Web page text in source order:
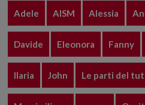
Adele AISM Alessia
Davide Eleonora Fanny
Ilaria John Le parti del